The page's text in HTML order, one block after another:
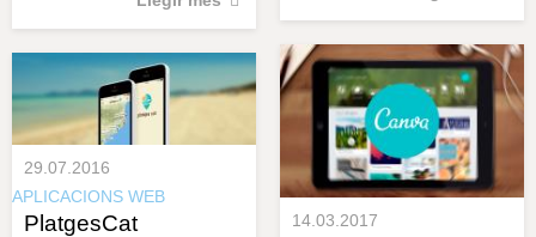
14.03.2017
29.07.2016
APLICACIONS WEB
PlatgesCat